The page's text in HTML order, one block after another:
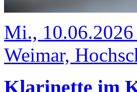
Mi.,
Weimar,
Klarinette im